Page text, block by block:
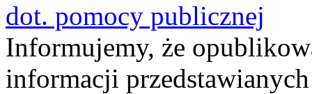
dot. pomocy publicznej
Informujemy, że
informacji